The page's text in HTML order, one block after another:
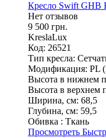
Кресло Swift GHB
Нет отзывов
9 500 грн.
KreslaLux
Код: 26521
Тип кресла:
Модификация: PL
Высота в нижнем
Высота в верхнем
Ширина, см: 68,5
Глубина, см: 59,5
Обивка : Ткань
Просмотреть